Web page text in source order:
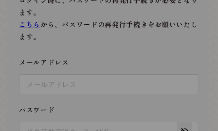
ます。
こちら から、パスワードの再発行手続きをお願いいたし
ます。
メールアドレス
パスワード